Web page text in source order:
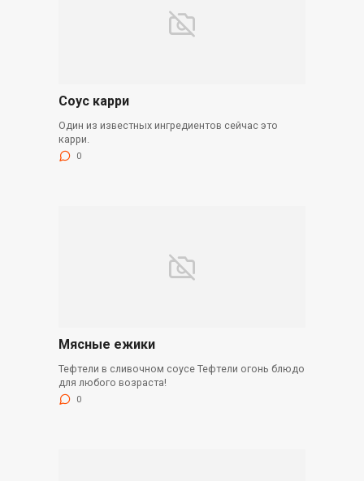
Соус карри
Один из известных ингредиентов сейчас это
карри.
0
Мясные ежики
Тефтели в сливочном соусе Тефтели огонь блюдо
для любого возраста!
0